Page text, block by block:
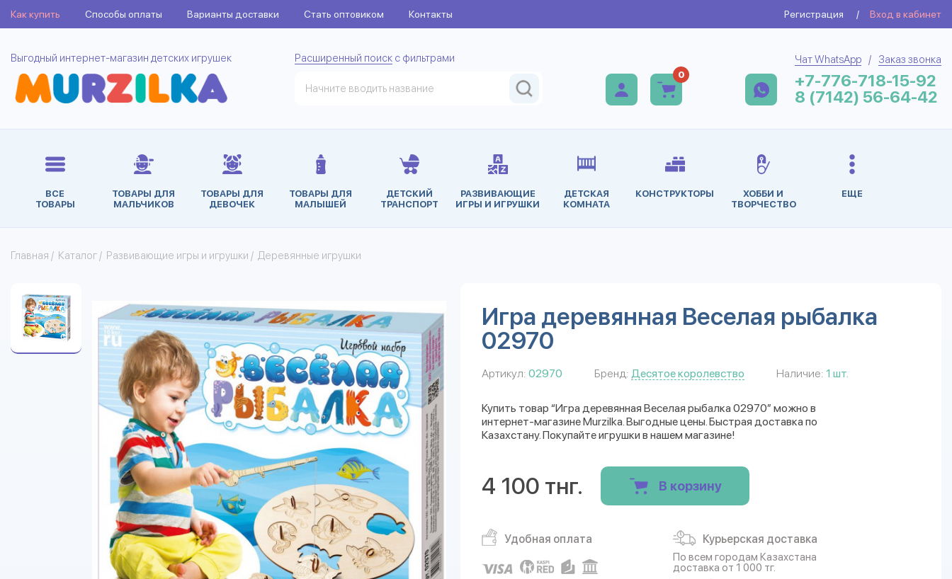
Как купить Способы оплаты Варианты доставки Стать оптовиком Контакты Регистрация / Вход в кабинет
Выгодный интернет-магазин детских игрушек Расширенный поиск с фильтрами
0
Чат WhatsApp / Заказ звонка
+7-776-718-15-92
8 (7142) 56-64-42
ВСЕ
ТОВАРЫ
ТОВАРЫ ДЛЯ
МАЛЬЧИКОВ
ТОВАРЫ ДЛЯ
ДЕВОЧЕК
ТОВАРЫ ДЛЯ
МАЛЫШЕЙ
ДЕТСКИЙ
ТРАНСПОРТ
РАЗВИВАЮЩИЕ
ИГРЫ И ИГРУШКИ
ДЕТСКАЯ
КОМНАТА
КОНСТРУКТОРЫ
ХОББИ И
ТВОРЧЕСТВО
ЕЩЕ
Главная / Каталог / Развивающие игры и игрушки / Деревянные игрушки
Игра деревянная Веселая рыбалка
02970
Артикул: 02970 Бренд: Десятое королевство Наличие: 1 шт.
Купить товар “Игра деревянная Веселая рыбалка 02970” можно в
интернет-магазине Murzilka. Выгодные цены. Быстрая доставка по
Казахстану. Покупайте игрушки в нашем магазине!
4 100 тнг. В корзину
Удобная оплата Курьерская доставка
По всем городам Казахстана
доставка от 1 000 тг.